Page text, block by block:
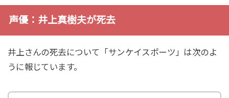
声優：井上真樹夫が死去
井上さんの死去について「サンケイスポーツ」は次のよ
うに報じています。